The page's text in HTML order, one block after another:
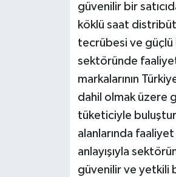
güvenilir bir
köklü saat
tecrübesi ve güçlü
sektöründe
markalarının
dahil olmak üzere
tüketiciyle
alanlarında
anlayışıyla
güvenilir ve yetkili